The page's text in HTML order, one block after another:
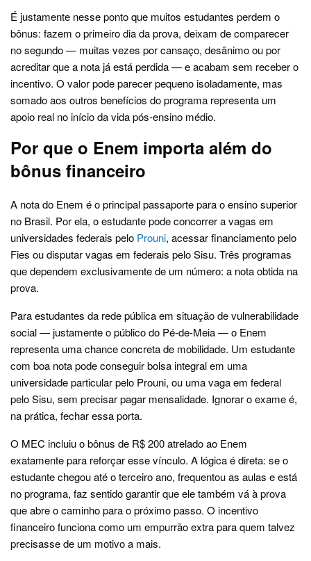
É justamente nesse ponto que muitos estudantes perdem o
bônus: fazem o primeiro dia da prova, deixam de comparecer
no segundo — muitas vezes por cansaço, desânimo ou por
acreditar que a nota já está perdida — e acabam sem receber o
incentivo. O valor pode parecer pequeno isoladamente, mas
somado aos outros benefícios do programa representa um
apoio real no início da vida pós-ensino médio.
Por que o Enem importa além do
bônus financeiro
A nota do Enem é o principal passaporte para o ensino superior
no Brasil. Por ela, o estudante pode concorrer a vagas em
universidades federais pelo Prouni, acessar financiamento pelo
Fies ou disputar vagas em federais pelo Sisu. Três programas
que dependem exclusivamente de um número: a nota obtida na
prova.
Para estudantes da rede pública em situação de vulnerabilidade
social — justamente o público do Pé-de-Meia — o Enem
representa uma chance concreta de mobilidade. Um estudante
com boa nota pode conseguir bolsa integral em uma
universidade particular pelo Prouni, ou uma vaga em federal
pelo Sisu, sem precisar pagar mensalidade. Ignorar o exame é,
na prática, fechar essa porta.
O MEC incluiu o bônus de R$ 200 atrelado ao Enem
exatamente para reforçar esse vínculo. A lógica é direta: se o
estudante chegou até o terceiro ano, frequentou as aulas e está
no programa, faz sentido garantir que ele também vá à prova
que abre o caminho para o próximo passo. O incentivo
financeiro funciona como um empurrão extra para quem talvez
precisasse de um motivo a mais.